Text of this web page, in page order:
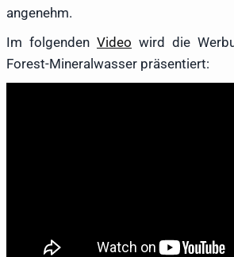
angenehm.
Im folgenden Video wird die
Forest-Mineralwasser präsentiert: